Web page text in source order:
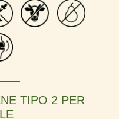
TIPO 2 PER